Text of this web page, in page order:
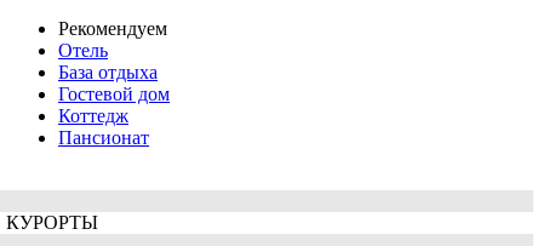
Рекомендуем
Отель
База отдыха
Гостевой дом
Коттедж
Пансионат
КУРОРТЫ